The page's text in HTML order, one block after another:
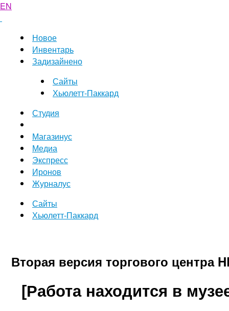
EN
Новое
Инвентарь
Задизайнено
Сайты
Хьюлетт-Паккард
Студия
Магазинус
Медиа
Экспресс
Иронов
Журналус
Сайты
Хьюлетт-Паккард
Вторая версия торгового центра
[Работа находится в